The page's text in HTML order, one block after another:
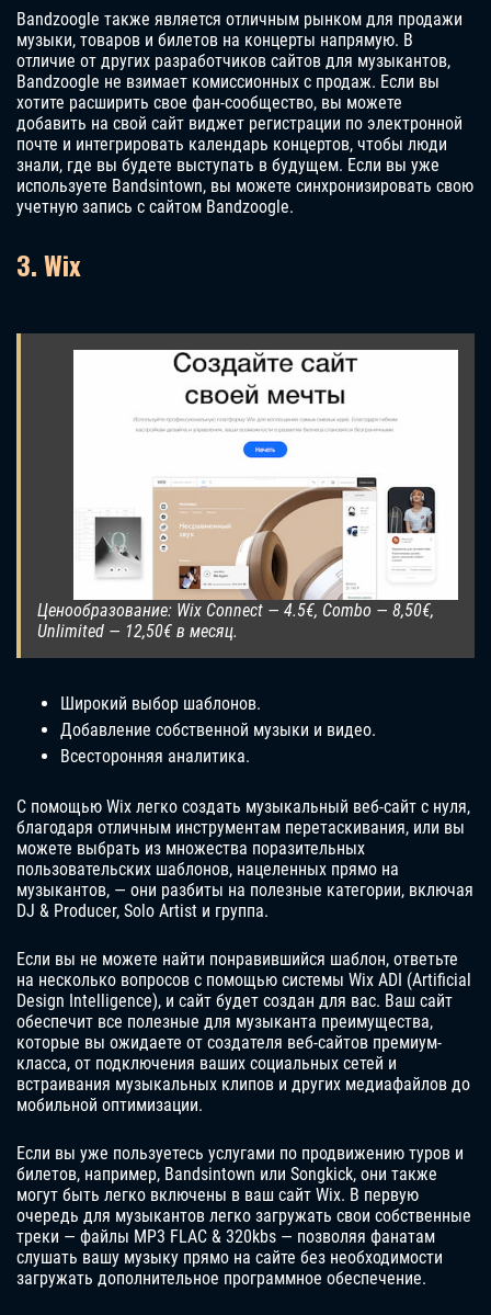
Bandzoogle также является отличным рынком для продажи
музыки, товаров и билетов на концерты напрямую. В
отличие от других разработчиков сайтов для музыкантов,
Bandzoogle не взимает комиссионных с продаж. Если вы
хотите расширить свое фан-сообщество, вы можете
добавить на свой сайт виджет регистрации по электронной
почте и интегрировать календарь концертов, чтобы люди
знали, где вы будете выступать в будущем. Если вы уже
используете Bandsintown, вы можете синхронизировать свою
учетную запись с сайтом Bandzoogle.
3. Wix
Ценообразование: Wix Connect — 4.5€, Combo — 8,50€,
Unlimited — 12,50€ в месяц.
Широкий выбор шаблонов.
Добавление собственной музыки и видео.
Всесторонняя аналитика.
С помощью Wix легко создать музыкальный веб-сайт с нуля,
благодаря отличным инструментам перетаскивания, или вы
можете выбрать из множества поразительных
пользовательских шаблонов, нацеленных прямо на
музыкантов, — они разбиты на полезные категории, включая
DJ & Producer, Solo Artist и группа.
Если вы не можете найти понравившийся шаблон, ответьте
на несколько вопросов с помощью системы Wix ADI (Artificial
Design Intelligence), и сайт будет создан для вас. Ваш сайт
обеспечит все полезные для музыканта преимущества,
которые вы ожидаете от создателя веб-сайтов премиум-
класса, от подключения ваших социальных сетей и
встраивания музыкальных клипов и других медиафайлов до
мобильной оптимизации.
Если вы уже пользуетесь услугами по продвижению туров и
билетов, например, Bandsintown или Songkick, они также
могут быть легко включены в ваш сайт Wix. В первую
очередь для музыкантов легко загружать свои собственные
треки — файлы MP3 FLAC & 320kbs — позволяя фанатам
слушать вашу музыку прямо на сайте без необходимости
загружать дополнительное программное обеспечение.